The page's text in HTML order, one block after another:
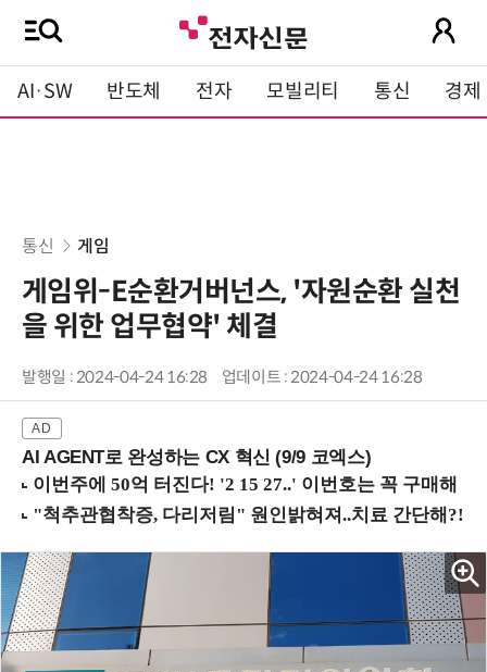
AI·SW 반도체 전자 모빌리티 통신 경제
통신 게임
게임위-E순환거버넌스, '자원순환 실천
을 위한 업무협약' 체결
발행일 : 2024-04-24 16:28 업데이트 : 2024-04-24 16:28
AI AGENT로 완성하는 CX 혁신 (9/9 코엑스)